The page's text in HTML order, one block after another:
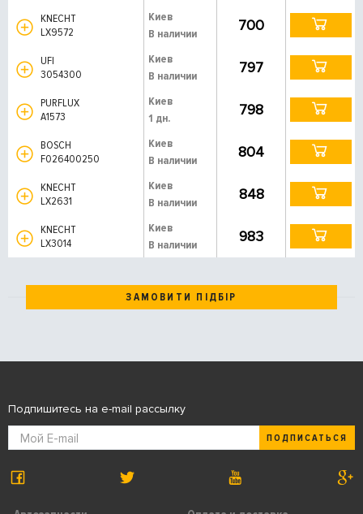
KNECHT
LX9572
Киев
В наличии
700
UFI
3054300
Киев
В наличии
797
PURFLUX
A1573
Киев
1 дн.
798
BOSCH
F026400250
Киев
В наличии
804
KNECHT
LX2631
Киев
В наличии
848
KNECHT
LX3014
Киев
В наличии
983
ЗАМОВИТИ ПІДБІР
Подпишитесь на e-mail рассылку
ПОДПИСАТЬСЯ